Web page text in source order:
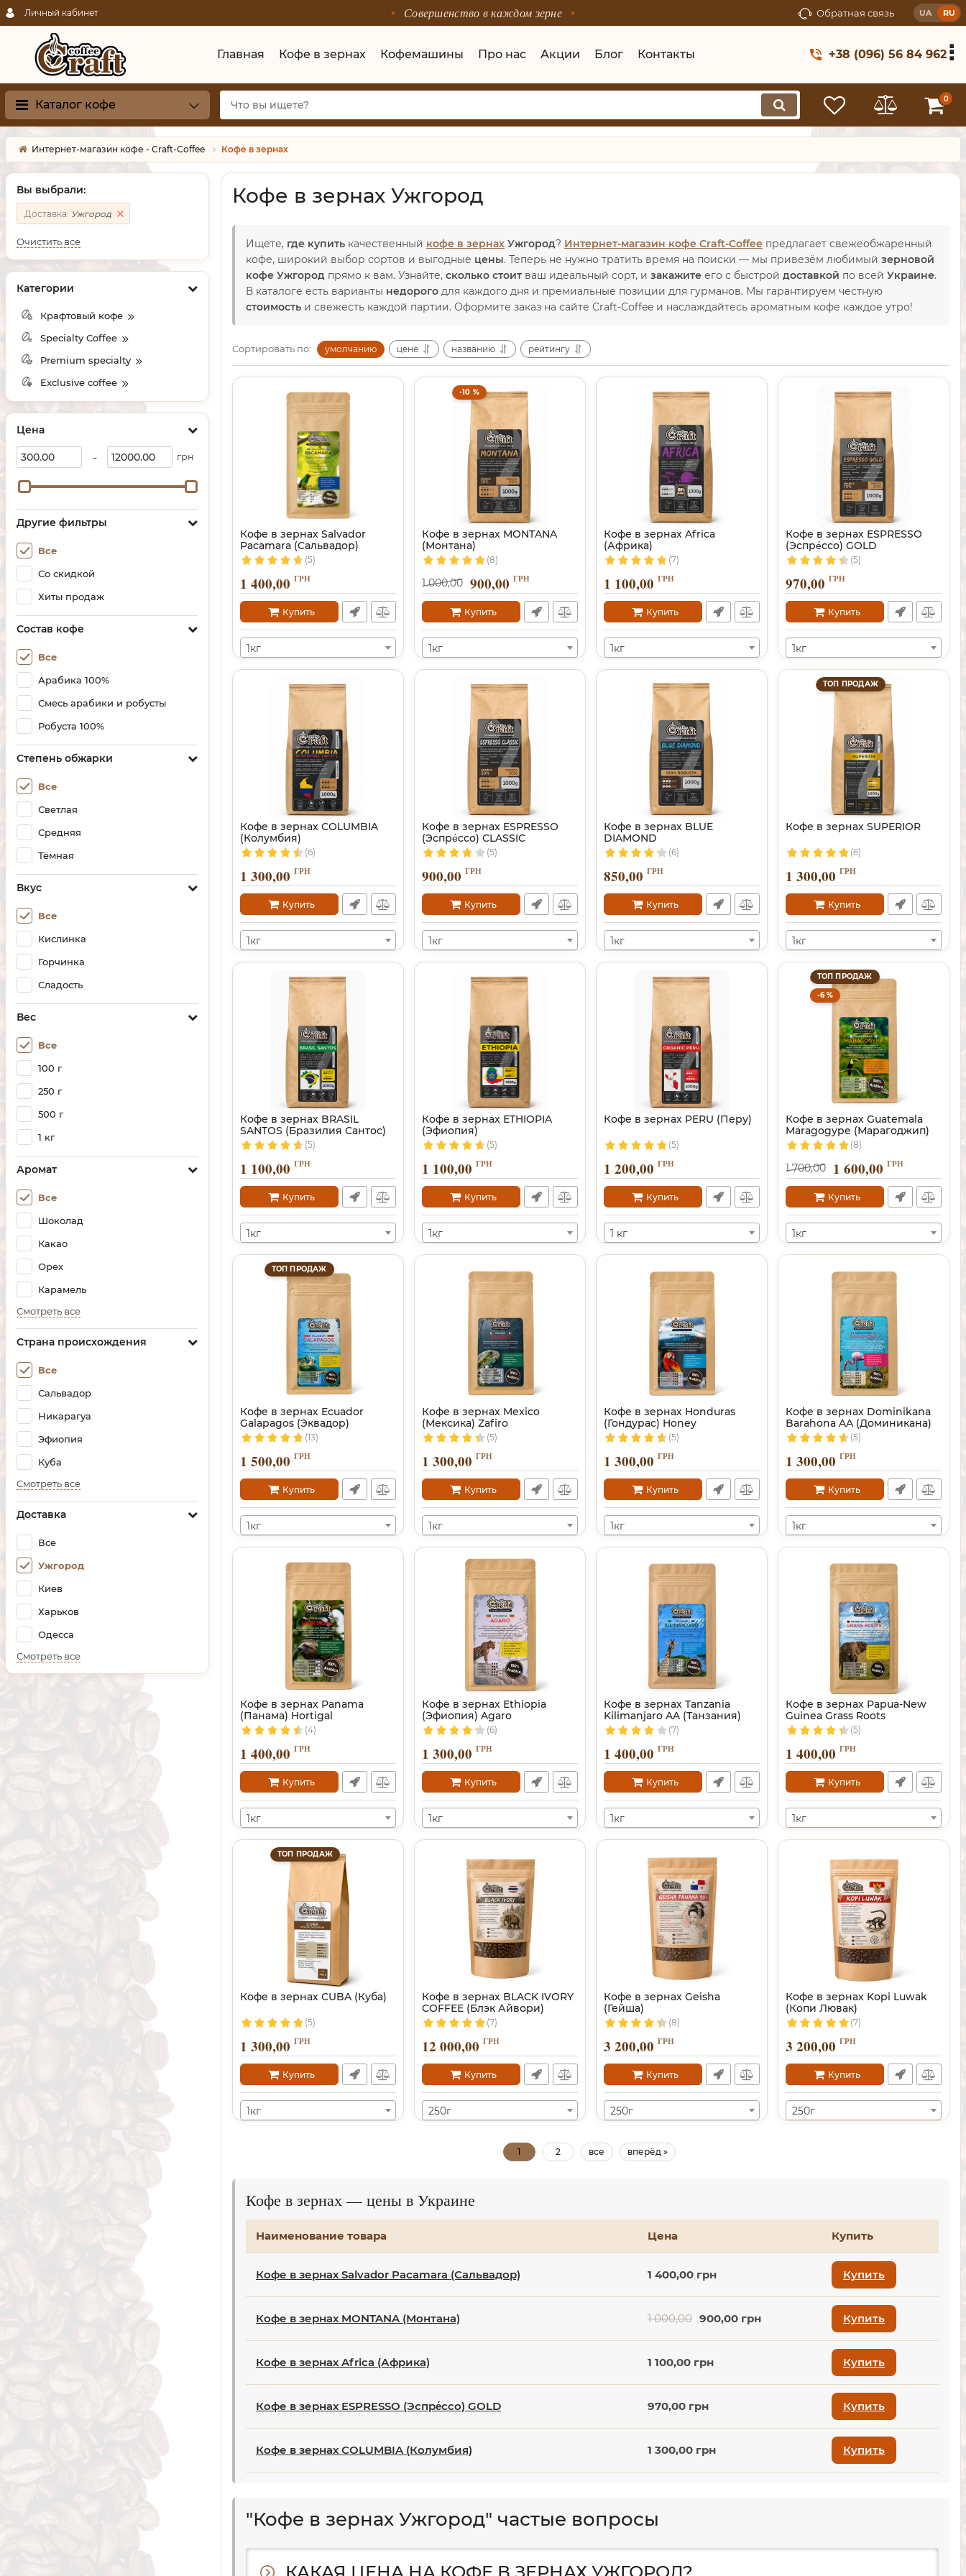
Личный кабинет Совершенство в каждом зерне Обратная связь UA RU
Главная Кофе в зернах Кофемашины Про нас Акции Блог Контакты +38 (096) 56 84 962
Каталог кофе 0
Интернет-магазин кофе - Craft-Coffee Кофе в зернах
Вы выбрали:
Доставка: Ужгород
Очистить все
Категории
Крафтовый кофе
Specialty Coffee
Premium specialty
Exclusive coffee
Цена
- грн
Другие фильтры
Все
Со скидкой
Хиты продаж
Состав кофе
Все
Арабика 100%
Смесь арабики и робусты
Робуста 100%
Степень обжарки
Все
Светлая
Средняя
Тёмная
Вкус
Все
Кислинка
Горчинка
Сладость
Вес
Все
100 г
250 г
500 г
1 кг
Аромат
Все
Шоколад
Какао
Орех
Карамель
Смотреть все
Страна происхождения
Все
Сальвадор
Никарагуа
Эфиопия
Куба
Смотреть все
Доставка
Все
Ужгород
Киев
Харьков
Одесса
Смотреть все
Кофе в зернах Ужгород
Ищете, где купить качественный кофе в зернах Ужгород? Интернет-магазин кофе Craft-Coffee предлагает свежеобжаренный
кофе, широкий выбор сортов и выгодные цены. Теперь не нужно тратить время на поиски — мы привезём любимый зерновой
кофе Ужгород прямо к вам. Узнайте, сколько стоит ваш идеальный сорт, и закажите его с быстрой доставкой по всей Украине.
В каталоге есть варианты недорого для каждого дня и премиальные позиции для гурманов. Мы гарантируем честную
стоимость и свежесть каждой партии. Оформите заказ на сайте Craft-Coffee и наслаждайтесь ароматным кофе каждое утро!
Сортировать по: умолчанию цене названию рейтингу
Кофе в зернах Salvador
Pacamara (Сальвадор)
(5)
1 400,00 ГРН
Купить
1кг
-10 %
Кофе в зернах MONTANA
(Монтана)
(8)
1 000,00 900,00 ГРН
Купить
1кг
Кофе в зернах Africa
(Африка)
(7)
1 100,00 ГРН
Купить
1кг
Кофе в зернах ESPRESSO
(Эспре́ссо) GOLD
(5)
970,00 ГРН
Купить
1кг
Кофе в зернах COLUMBIA
(Колумбия)
(6)
1 300,00 ГРН
Купить
1кг
Кофе в зернах ESPRESSO
(Эспре́ссо) CLASSIC
(5)
900,00 ГРН
Купить
1кг
Кофе в зернах BLUE
DIAMOND
(6)
850,00 ГРН
Купить
1кг
ТОП ПРОДАЖ
Кофе в зернах SUPERIOR
(6)
1 300,00 ГРН
Купить
1кг
Кофе в зернах BRASIL
SANTOS (Бразилия Сантос)
(5)
1 100,00 ГРН
Купить
1кг
Кофе в зернах ETHIOPIA
(Эфиопия)
(5)
1 100,00 ГРН
Купить
1кг
Кофе в зернах PERU (Перу)
(5)
1 200,00 ГРН
Купить
1 кг
ТОП ПРОДАЖ
-6 %
Кофе в зернах Guatemala
Maragogype (Марагоджип)
(8)
1 700,00 1 600,00 ГРН
Купить
1кг
ТОП ПРОДАЖ
Кофе в зернах Ecuador
Galapagos (Эквадор)
(13)
1 500,00 ГРН
Купить
1кг
Кофе в зернах Mexico
(Мексика) Zafiro
(5)
1 300,00 ГРН
Купить
1кг
Кофе в зернах Honduras
(Гондурас) Honey
(5)
1 300,00 ГРН
Купить
1кг
Кофе в зернах Dominikana
Barahona AA (Доминикана)
(5)
1 300,00 ГРН
Купить
1кг
Кофе в зернах Panama
(Панама) Hortigal
(4)
1 400,00 ГРН
Купить
1кг
Кофе в зернах Ethiopia
(Эфиопия) Agaro
(6)
1 300,00 ГРН
Купить
1кг
Кофе в зернах Tanzania
Kilimanjaro AA (Танзания)
(7)
1 400,00 ГРН
Купить
1кг
Кофе в зернах Papua-New
Guinea Grass Roots
(5)
1 400,00 ГРН
Купить
1кг
ТОП ПРОДАЖ
Кофе в зернах CUBA (Куба)
(5)
1 300,00 ГРН
Купить
1кг
Кофе в зернах BLACK IVORY
COFFEE (Блэк Айвори)
(7)
12 000,00 ГРН
Купить
250г
Кофе в зернах Geisha
(Гейша)
(8)
3 200,00 ГРН
Купить
250г
Кофе в зернах Kopi Luwak
(Копи Лювак)
(7)
3 200,00 ГРН
Купить
250г
1 2 все вперёд »
Кофе в зернах — цены в Украине
Наименование товара Цена Купить
Кофе в зернах Salvador Pacamara (Сальвадор) 1 400,00 грн Купить
Кофе в зернах MONTANA (Монтана) 1 000,00 900,00 грн Купить
Кофе в зернах Africa (Африка) 1 100,00 грн Купить
Кофе в зернах ESPRESSO (Эспре́ссо) GOLD 970,00 грн Купить
Кофе в зернах COLUMBIA (Колумбия) 1 300,00 грн Купить
"Кофе в зернах Ужгород" частые вопросы